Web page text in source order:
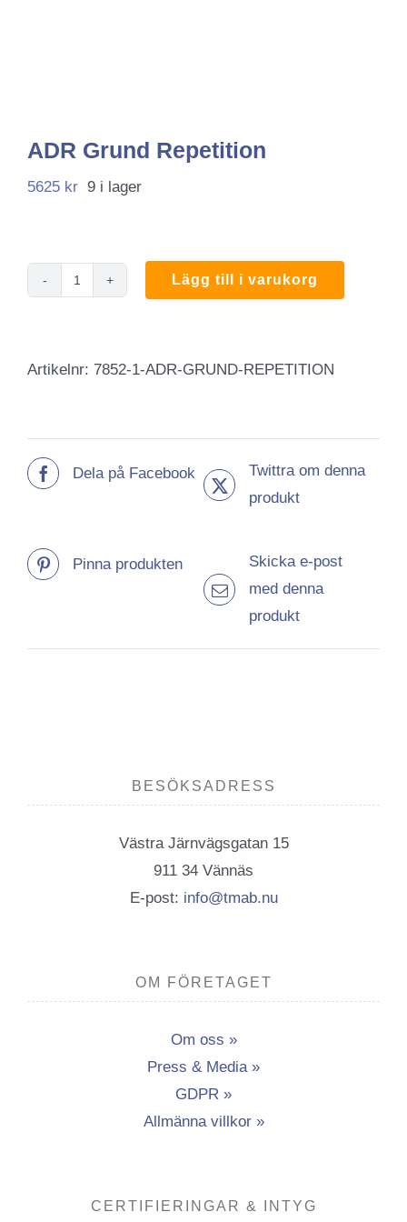
ADR Grund Repetition
5625 kr 9 i lager
mängd
Lägg till i varukorg
Artikelnr: 7852-1-ADR-GRUND-REPETITION
Dela på Facebook
Twittra om denna
produkt
Pinna produkten
Skicka e-post
med denna
produkt
BESÖKSADRESS
Västra Järnvägsgatan 15
911 34 Vännäs
E-post: info@tmab.nu
OM FÖRETAGET
Om oss »
Press & Media »
GDPR »
Allmänna villkor »
CERTIFIERINGAR & INTYG